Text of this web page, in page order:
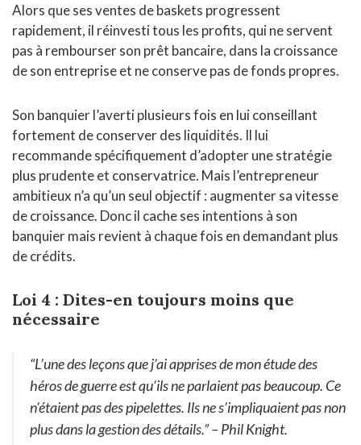
Alors que ses ventes de baskets progressent
rapidement, il réinvesti tous les profits, qui ne servent
pas à rembourser son prêt bancaire, dans la croissance
de son entreprise et ne conserve pas de fonds propres.
Son banquier l’averti plusieurs fois en lui conseillant
fortement de conserver des liquidités. Il lui
recommande spécifiquement d’adopter une stratégie
plus prudente et conservatrice. Mais l’entrepreneur
ambitieux n’a qu’un seul objectif : augmenter sa vitesse
de croissance. Donc il cache ses intentions à son
banquier mais revient à chaque fois en demandant plus
de crédits.
Loi 4 : Dites-en toujours moins que
nécessaire
“L’une des leçons que j’ai apprises de mon étude des
héros de guerre est qu’ils ne parlaient pas beaucoup. Ce
n’étaient pas des pipelettes. Ils ne s’impliquaient pas non
plus dans la gestion des détails.”– Phil Knight.